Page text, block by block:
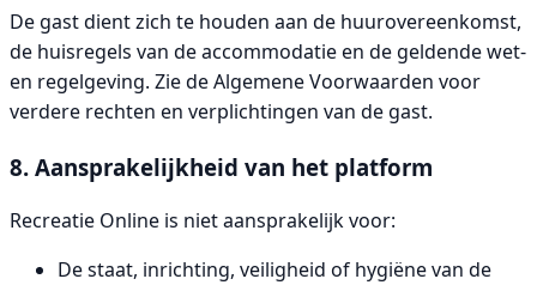
De gast dient zich te houden aan de huurovereenkomst,
de huisregels van de accommodatie en de geldende wet-
en regelgeving. Zie de Algemene Voorwaarden voor
verdere rechten en verplichtingen van de gast.
8. Aansprakelijkheid van het platform
Recreatie Online is niet aansprakelijk voor:
De staat, inrichting, veiligheid of hygiëne van de